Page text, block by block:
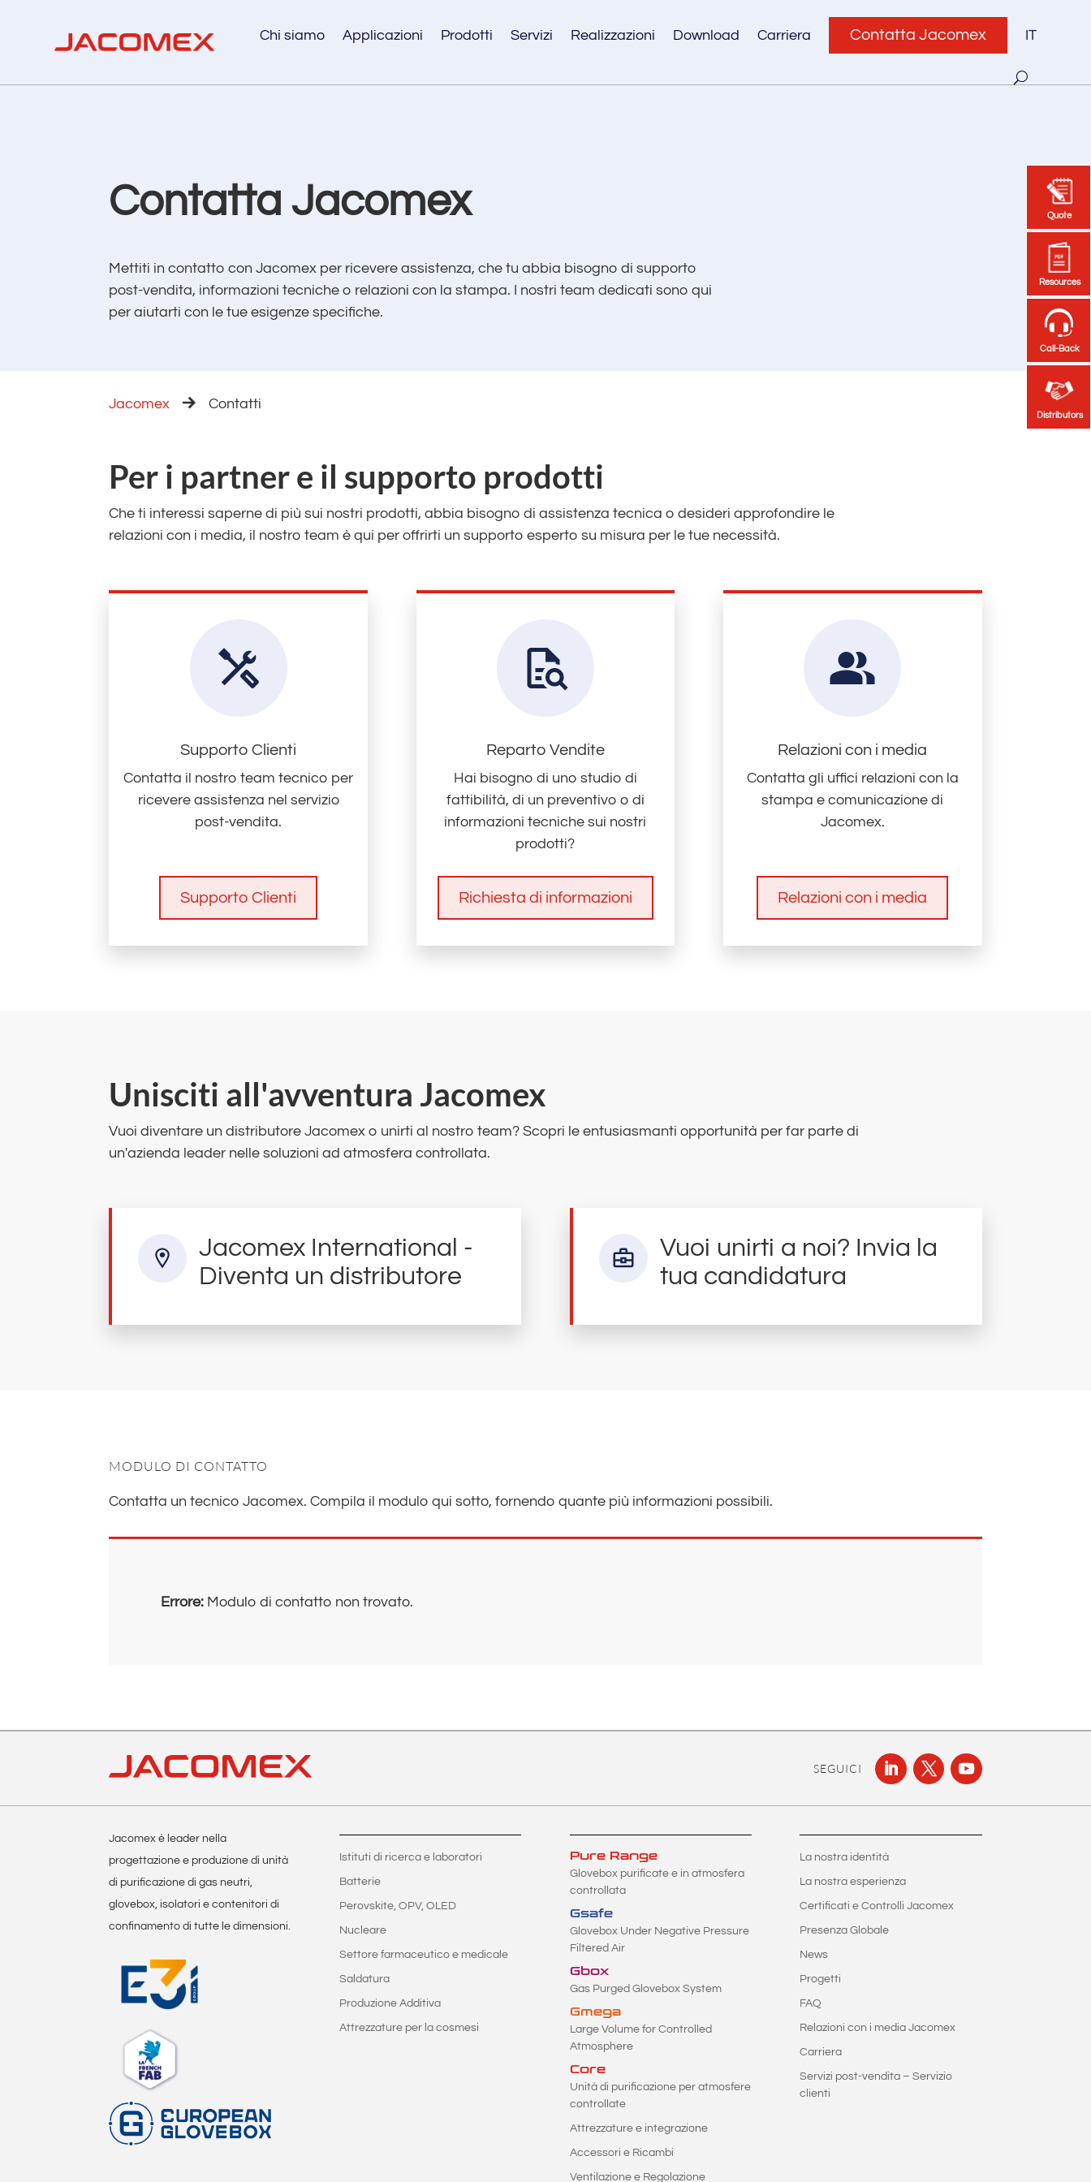
Quote
Resources
Call-Back
Distributors
Quote
Resources
Call-Back
Distributors
Chi siamo Applicazioni Prodotti Servizi Realizzazioni Download Carriera Contatta Jacomex IT
Contatta Jacomex
Mettiti in contatto con Jacomex per ricevere assistenza, che tu abbia bisogno di supporto
post-vendita, informazioni tecniche o relazioni con la stampa. I nostri team dedicati sono qui
per aiutarti con le tue esigenze specifiche.
Jacomex Contatti
Per i partner e il supporto prodotti
Che ti interessi saperne di più sui nostri prodotti, abbia bisogno di assistenza tecnica o desideri approfondire le
relazioni con i media, il nostro team è qui per offrirti un supporto esperto su misura per le tue necessità.
Supporto Clienti
Contatta il nostro team tecnico per
ricevere assistenza nel servizio
post-vendita.
Supporto Clienti
Reparto Vendite
Hai bisogno di uno studio di
fattibilità, di un preventivo o di
informazioni tecniche sui nostri
prodotti?
Richiesta di informazioni
Relazioni con i media
Contatta gli uffici relazioni con la
stampa e comunicazione di
Jacomex.
Relazioni con i media
Unisciti all'avventura Jacomex
Vuoi diventare un distributore Jacomex o unirti al nostro team? Scopri le entusiasmanti opportunità per far parte di
un'azienda leader nelle soluzioni ad atmosfera controllata.
Jacomex International -
Diventa un distributore
Vuoi unirti a noi? Invia la
tua candidatura
MODULO DI CONTATTO
Contatta un tecnico Jacomex. Compila il modulo qui sotto, fornendo quante più informazioni possibili.
Errore: Modulo di contatto non trovato.
SEGUICI
Jacomex è leader nella
progettazione e produzione di unità
di purificazione di gas neutri,
glovebox, isolatori e contenitori di
confinamento di tutte le dimensioni.
Istituti di ricerca e laboratori
Batterie
Perovskite, OPV, OLED
Nucleare
Settore farmaceutico e medicale
Saldatura
Produzione Additiva
Attrezzature per la cosmesi
Pure Range
Glovebox purificate e in atmosfera
controllata
Gsafe
Glovebox Under Negative Pressure
Filtered Air
Gbox
Gas Purged Glovebox System
Gmega
Large Volume for Controlled
Atmosphere
Core
Unità di purificazione per atmosfere
controllate
Attrezzature e integrazione
Accessori e Ricambi
Ventilazione e Regolazione
La nostra identità
La nostra esperienza
Certificati e Controlli Jacomex
Presenza Globale
News
Progetti
FAQ
Relazioni con i media Jacomex
Carriera
Servizi post-vendita – Servizio
clienti